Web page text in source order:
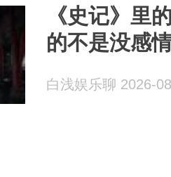
《史记》里
的不是没感
白浅娱乐聊 2026-